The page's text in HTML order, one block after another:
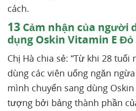
cách.
13 Cảm nhận của người
dụng Oskin Vitamin E Đỏ
Chị Hà chia sẻ: “Từ khi 28 tuổi
dùng các viên uống ngăn
mình chuyển sang dùng
tượng bởi bảng thành phần